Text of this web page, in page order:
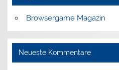
Browsergame Magazin
Neueste Kommentare